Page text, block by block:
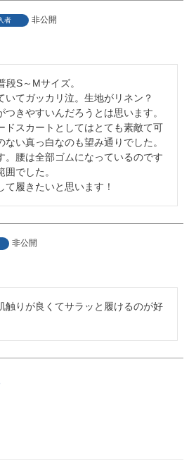
者
非公開
S～Mサイズ。
いてガッカリ泣。生地がリネン？
きやすいんだろうとは思います。
ドスカートとしてはとても素敵て可
い真っ白なのも望み通りでした。
。腰は全部ゴムになっているのです
でした。
て履きたいと思います！
非公開
触りが良くてサラッと履けるのが好